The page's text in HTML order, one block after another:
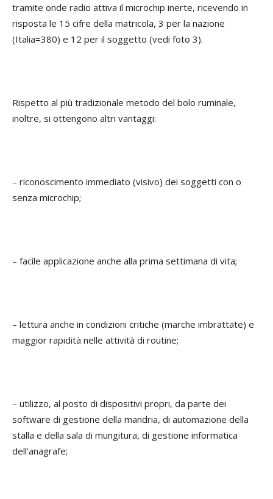
tramite onde radio attiva il microchip inerte, ricevendo in
risposta le 15 cifre della matricola, 3 per la nazione
(Italia=380) e 12 per il soggetto (vedi foto 3).
Rispetto al più tradizionale metodo del bolo ruminale,
inoltre, si ottengono altri vantaggi:
– riconoscimento immediato (visivo) dei soggetti con o
senza microchip;
– facile applicazione anche alla prima settimana di vita;
– lettura anche in condizioni critiche (marche imbrattate) e
maggior rapidità nelle attività di routine;
– utilizzo, al posto di dispositivi propri, da parte dei
software di gestione della mandria, di automazione della
stalla e della sala di mungitura, di gestione informatica
dell’anagrafe;